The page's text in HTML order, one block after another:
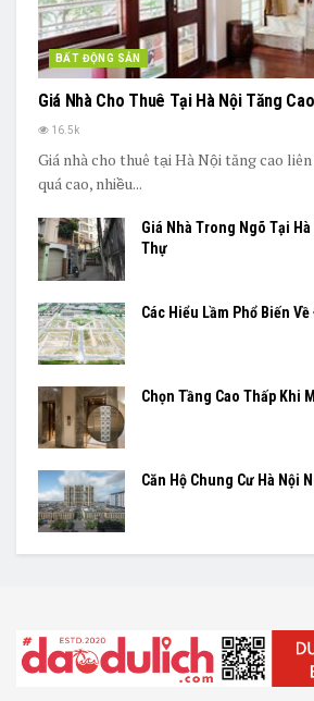
BẤT ĐỘNG SẢN
Giá Nhà Cho Thuê Tại Hà Nội Tăng
16.5k
Giá nhà cho thuê tại Hà Nội tăng cao
quá cao, nhiều...
Giá Nhà Trong Ngõ Tại
Thự
Các Hiểu Lầm Phổ Biến
Chọn Tầng Cao Thấp Khi
Căn Hộ Chung Cư Hà Nội